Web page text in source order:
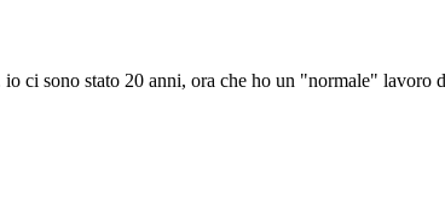
ci sono stato 20 anni, ora che ho un "normale" lavoro